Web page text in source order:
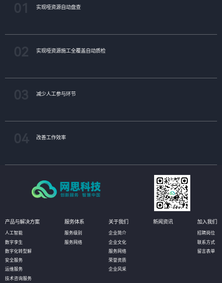
实现哑资源自动盘查
实现哑资源施工全覆盖自动质检
减少人工参与环节
改善工作效率
产品与解决方案
人工智能
数字孪生
数字化转型解
安全服务
运维服务
技术咨询服务
服务体系
服务级别
服务网络
关于我们
企业简介
企业文化
服务网络
荣誉资质
企业风采
新闻资讯 加入我们
招聘岗位
联系方式
留言表单